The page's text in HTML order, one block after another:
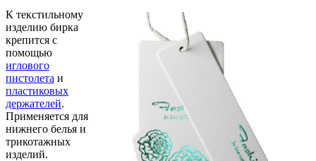
К текстильному
изделию бирка
крепится с
помощью
иглового
пистолета и
пластиковых
держателей.
Применяется для
нижнего белья и
трикотажных
изделий.